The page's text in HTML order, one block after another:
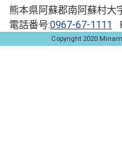
熊本県阿蘇郡南阿蘇村大
電話番号:0967-67-1111
Copyright 2020